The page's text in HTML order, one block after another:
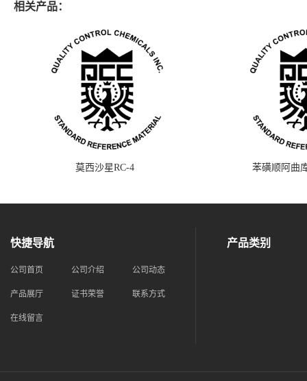
相关产品：
莫西沙星RC-4 苯磺顺阿曲
快捷导航
公司首页 公司介绍 公司动态
产品展厅 证书荣誉 联系方式
在线留言
产品类别